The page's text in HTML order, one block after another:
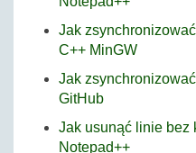
Jak
C++ MinGW
Jak
GitHub
Jak usunąć linie bez
Notepad++